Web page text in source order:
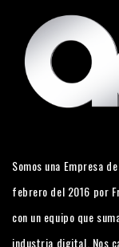
Somos una Empresa
febrero del 2016 por
con un equipo que
industria digital. Nos